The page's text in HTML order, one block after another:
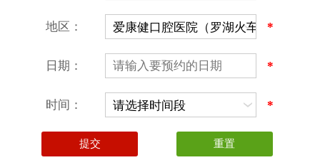
营业时间：9:00-18:00
（节假日照常上班）
微信线上预约：aikangjian1995
微信小程序：爱康健齿科
本网站信息仅供参考，不作为诊疗及医疗根据
深圳爱康健口腔医院版权所有 粤ICP备12058131号-2
粤(B)广[2026]第07-22-878号
地区： *
日期： *
时间： *